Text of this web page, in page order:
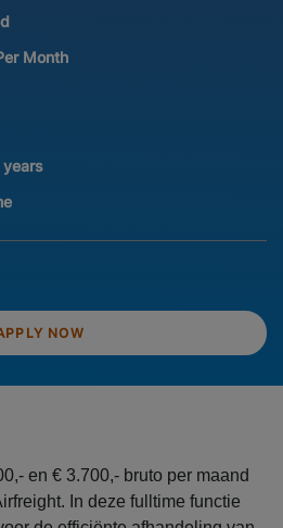
Month
NOW
en € 3.700,- bruto per maand
In deze fulltime functie